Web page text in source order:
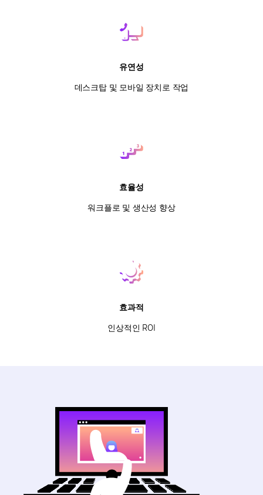
유연성
데스크탑 및 모바일 장치로 작업
효율성
워크플로 및 생산성 향상
효과적
인상적인 ROI